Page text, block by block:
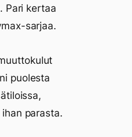
Pari kertaa
sarjaa.
puolesta
parasta.